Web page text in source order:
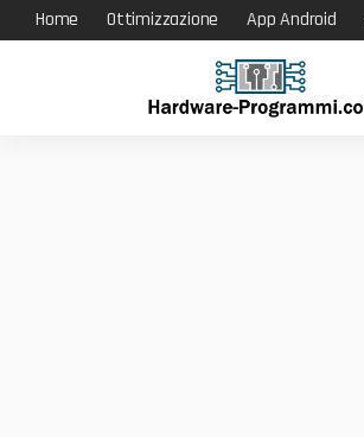
Home Ottimizzazione App Android